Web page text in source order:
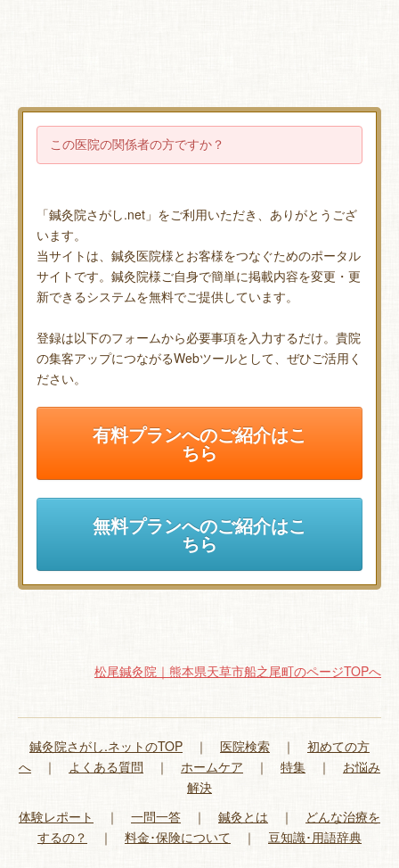
この医院の関係者の方ですか？
「鍼灸院さがし.net」をご利用いただき、ありがとうござ
います。
当サイトは、鍼灸医院様とお客様をつなぐためのポータル
サイトです。鍼灸院様ご自身で簡単に掲載内容を変更・更
新できるシステムを無料でご提供しています。
登録は以下のフォームから必要事項を入力するだけ。貴院
の集客アップにつながるWebツールとして、ぜひご活用く
ださい。
有料プランへのご紹介はこ
ちら
無料プランへのご紹介はこ
ちら
松尾鍼灸院｜熊本県天草市船之尾町のページTOPへ
鍼灸院さがし.ネットのTOP ｜ 医院検索 ｜ 初めての方
へ ｜ よくある質問 ｜ ホームケア ｜ 特集 ｜ お悩み
解決
体験レポート
｜ 一問一答 ｜ 鍼灸とは ｜ どんな治療を
するの？
｜ 料金･保険について ｜ 豆知識･用語辞典